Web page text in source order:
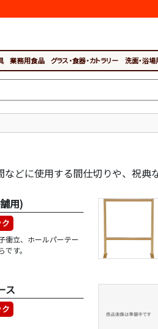
業務用食品 グラス・食器・カトラリー 洗面・浴
どに使用する間仕切りや、祝典
用)
衝立、ホールパーテー
す。
ス